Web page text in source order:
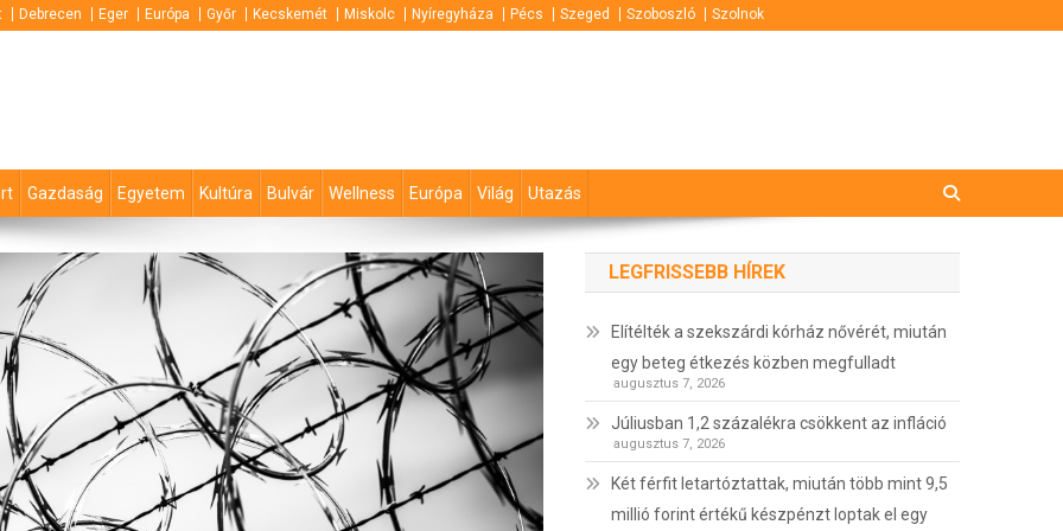
Debrecen Eger Európa Győr Kecskemét Miskolc Nyíregyháza Pécs Szeged Szoboszló Szolnok
Gazdaság Egyetem Kultúra Bulvár Wellness Európa Világ Utazás
LEGFRISSEBB HÍREK
Elítélték a szekszárdi kórház nővérét, miután
egy beteg étkezés közben megfulladt
augusztus 7, 2026
Júliusban 1,2 százalékra csökkent az infláció
augusztus 7, 2026
Két férfit letartóztattak, miután több mint 9,5
millió forint értékű készpénzt loptak el egy